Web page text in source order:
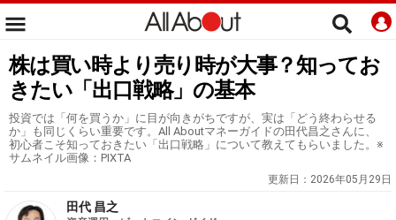
株は買い時より売り時が大事？知ってお
きたい「出口戦略」の基本
投資では「何を買うか」に目が向きがちですが、実は「どう終わらせる
か」も同じくらい重要です。All Aboutマネーガイドの田代昌之さんに、
初心者こそ知っておきたい「出口戦略」について教えてもらいました。※
サムネイル画像：PIXTA
更新日： 2026年05月29日
田代 昌之